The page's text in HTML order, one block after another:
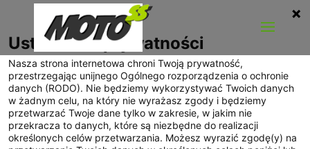
Ustawienia prywatności
Nasza strona internetowa chroni Twoją prywatność,
przestrzegając unijnego Ogólnego rozporządzenia o ochronie
danych (RODO). Nie będziemy wykorzystywać Twoich danych
w żadnym celu, na który nie wyrażasz zgody i będziemy
przetwarzać Twoje dane tylko w zakresie, w jakim nie
przekracza to danych, które są niezbędne do realizacji
określonych celów przetwarzania. Możesz wyrazić zgodę(y) na